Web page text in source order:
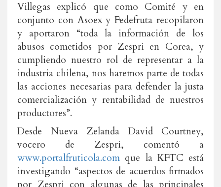
Villegas explicó que como Comité y en
conjunto con Asoex y Fedefruta recopilaron
y aportaron “toda la información de los
abusos cometidos por Zespri en Corea, y
cumpliendo nuestro rol de representar a la
industria chilena, nos haremos parte de todas
las acciones necesarias para defender la justa
comercialización y rentabilidad de nuestros
productores”.
Desde Nueva Zelanda David Courtney,
vocero de Zespri, comentó a
www.portalfruticola.com que la KFTC está
investigando “aspectos de acuerdos firmados